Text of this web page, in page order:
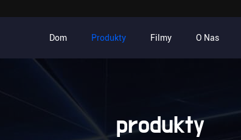
Dom Produkty Filmy O Nas
produkty